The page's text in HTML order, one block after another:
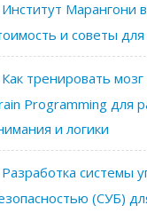
Институт Марангони
и советы
Как тренировать
Programming для
и логики
Разработка системы
(СУБ)